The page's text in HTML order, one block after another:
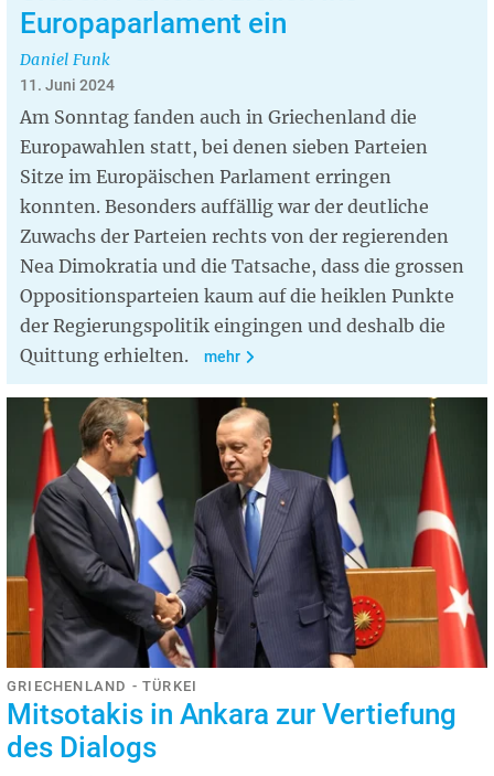
Europaparlament ein
Daniel Funk
11. Juni 2024
Am Sonntag fanden auch in Griechenland die
Europawahlen statt, bei denen sieben Parteien
Sitze im Europäischen Parlament erringen
konnten. Besonders auffällig war der deutliche
Zuwachs der Parteien rechts von der regierenden
Nea Dimokratia und die Tatsache, dass die grossen
Oppositionsparteien kaum auf die heiklen Punkte
der Regierungspolitik eingingen und deshalb die
Quittung erhielten.
mehr
GRIECHENLAND - TÜRKEI
Mitsotakis in Ankara zur Vertiefung
des Dialogs